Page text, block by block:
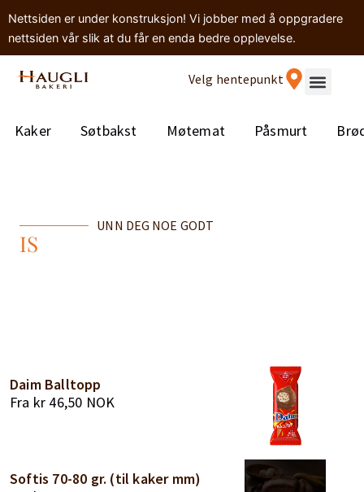
Nettsiden er under konstruksjon! Vi jobber med å oppgradere
nettsiden vår slik at du får en enda bedre opplevelse.
Velg hentepunkt
Kaker Søtbakst Møtemat Påsmurt
UNN DEG NOE GODT
IS
Daim Balltopp
Fra kr 46,50 NOK
Softis 70-80 gr. (til kaker mm)